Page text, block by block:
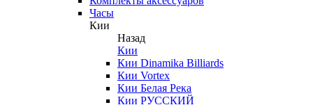
Часы
Кии
Назад
Кии
Кии Dinamika Billiards
Кии Vortex
Кии Белая Река
Кии РУССКИЙ